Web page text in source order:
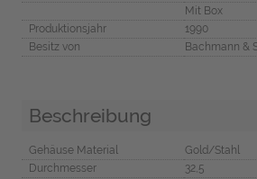
Mit Box
Produktionsjahr
1990
Besitz von
Bachmann &
Beschreibung
Gehäuse Material
Gold/Stahl
Durchmesser
32,5